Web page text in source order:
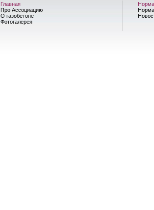
Главная
Про Ассоциацию
О газобетоне
Фотогалерея